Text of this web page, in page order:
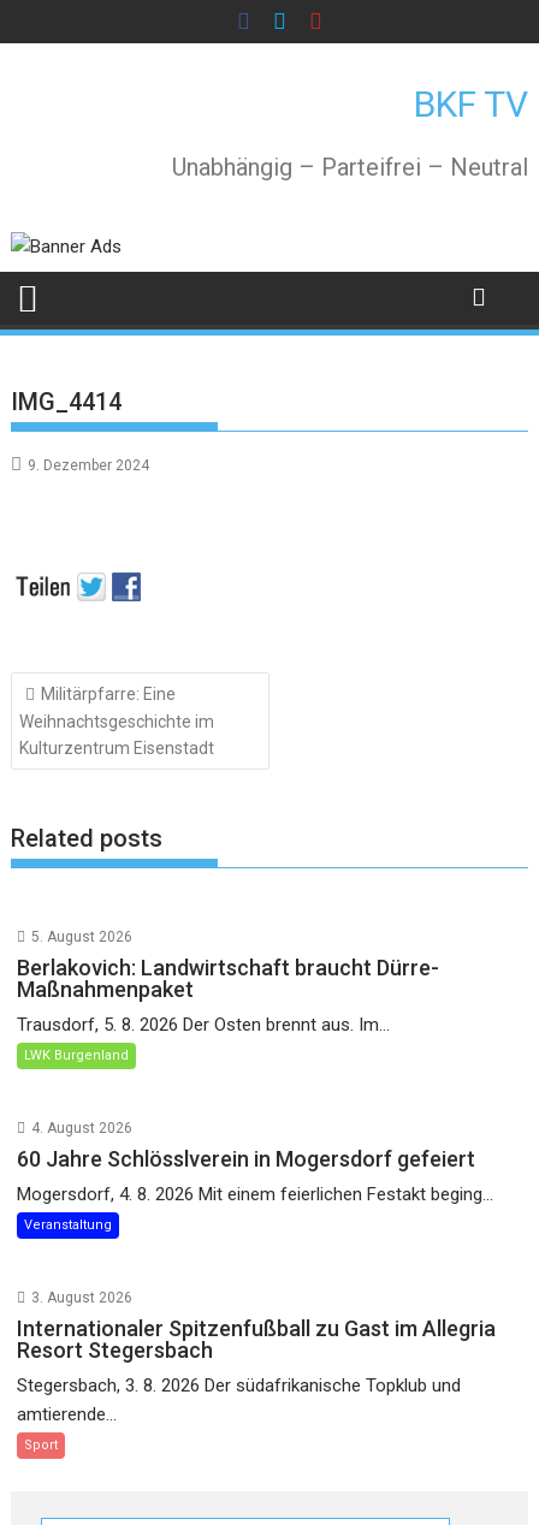
to
BKF TV
Unabhängig – Parteifrei – Neutral
IMG_4414
9. Dezember 2024
Beitragsnavigation
Militärpfarre: Eine
Weihnachtsgeschichte im
Kulturzentrum Eisenstadt
Related posts
5. August 2026
Berlakovich: Landwirtschaft braucht Dürre-
Maßnahmenpaket
Trausdorf, 5. 8. 2026 Der Osten brennt aus. Im...
LWK Burgenland
4. August 2026
60 Jahre Schlösslverein in Mogersdorf gefeiert
Mogersdorf, 4. 8. 2026 Mit einem feierlichen Festakt beging...
Veranstaltung
3. August 2026
Internationaler Spitzenfußball zu Gast im Allegria
Resort Stegersbach
Stegersbach, 3. 8. 2026 Der südafrikanische Topklub und
amtierende...
Sport